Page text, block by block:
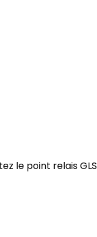
le point relais GLS